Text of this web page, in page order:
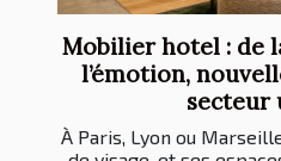
Mobilier hotel : de
l’émotion,
secteur
À Paris, Lyon ou